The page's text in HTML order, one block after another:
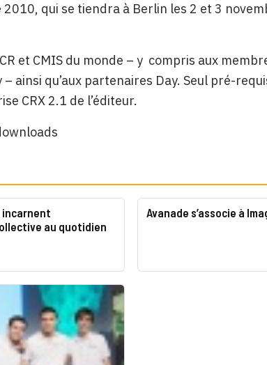
2010, qui se tiendra à Berlin les 2 et 3
et CMIS du monde – y compris aux
ainsi qu’aux partenaires Day. Seul pré-
CRX 2.1 de l’éditeur.
incarnent
au quotidien
Avanade s’associe à